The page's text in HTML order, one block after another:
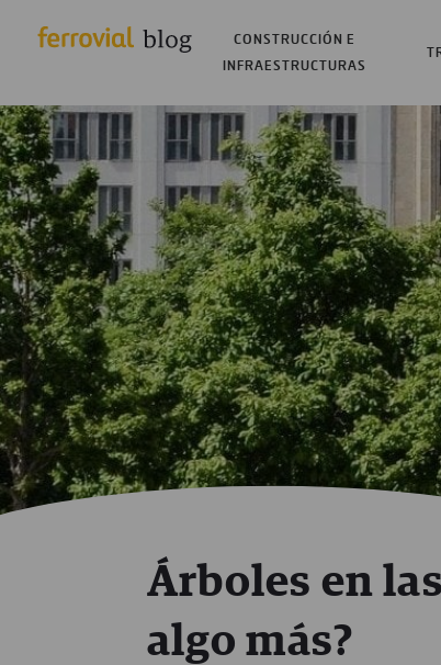
CONSTRUCCIÓN E
INFRAESTRUCTURAS
Árboles en
algo más?